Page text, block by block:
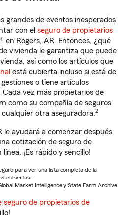
grandes de eventos inesperados
con el seguro de propietarios
en Rogers, AR. Entonces, ¿qué
vivienda le garantiza que puede
así como los artículos que
está cubierta incluso si está de
o tiene artículos
vez más propietarios de
como su compañía de seguros
otra aseguradora.2
le ayudará a comenzar después
cotización de seguro de
¡Es rápido y sencillo!
para ver una lista completa de la
cubiertas.
Market Intelligence y State Farm Archive.
seguro de propietarios de